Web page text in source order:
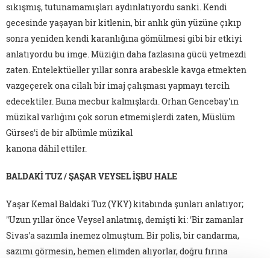
sıkışmış, tutunamamışları aydınlatıyordu sanki. Kendi
gecesinde yaşayan bir kitlenin, bir anlık gün yüzüne çıkıp
sonra yeniden kendi karanlığına gömülmesi gibi bir etkiyi
anlatıyordu bu imge. Müziğin daha fazlasına gücü yetmezdi
zaten. Entelektüeller yıllar sonra arabeskle kavga etmekten
vazgeçerek ona cilalı bir imaj çalışması yapmayı tercih
edecektiler. Buna mecbur kalmışlardı. Orhan Gencebay'ın
müzikal varlığını çok sorun etmemişlerdi zaten, Müslüm
Gürses'i de bir albümle müzikal
kanona dâhil ettiler.
BALDAKİ TUZ / ŞAŞAR VEYSEL İŞBU HALE
Yaşar Kemal Baldaki Tuz (YKY) kitabında şunları anlatıyor;
"Uzun yıllar önce Veysel anlatmış, demişti ki: 'Bir zamanlar
Sivas'a sazımla inemez olmuştum. Bir polis, bir candarma,
sazımı görmesin, hemen elimden alıyorlar, doğru fırına